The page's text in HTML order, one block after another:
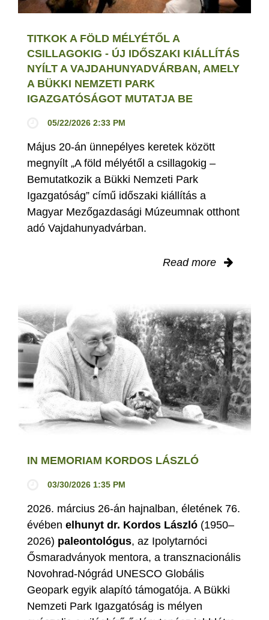
TITKOK A FÖLD MÉLYÉTŐL A
CSILLAGOKIG - ÚJ IDŐSZAKI KIÁLLÍTÁS
NYÍLT A VAJDAHUNYADVÁRBAN, AMELY
A BÜKKI NEMZETI PARK
IGAZGATÓSÁGOT MUTATJA BE
05/22/2026 2:33 PM
Május 20-án ünnepélyes keretek között
megnyílt „A föld mélyétől a csillagokig –
Bemutatkozik a Bükki Nemzeti Park
Igazgatóság” című időszaki kiállítás a
Magyar Mezőgazdasági Múzeumnak otthont
adó Vajdahunyadvárban.
Read more
IN MEMORIAM KORDOS LÁSZLÓ
03/30/2026 1:35 PM
2026. március 26-án hajnalban, életének 76.
évében elhunyt dr. Kordos László (1950–
2026) paleontológus, az Ipolytarnóci
Ősmaradványok mentora, a transznacionális
Novohrad-Nógrád UNESCO Globális
Geopark egyik alapító támogatója. A Bükki
Nemzeti Park Igazgatóság is mélyen